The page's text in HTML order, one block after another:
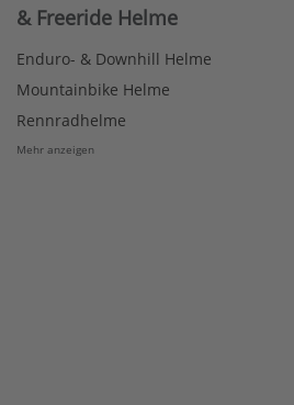
& Freeride Helme
Enduro- & Downhill Helme
Mountainbike Helme
Rennradhelme
Mehr anzeigen